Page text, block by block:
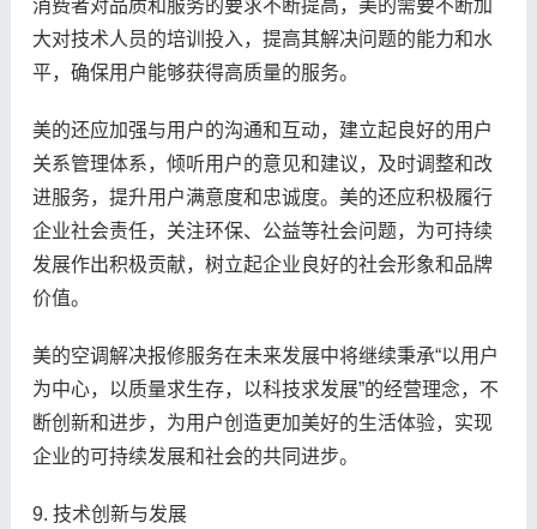
消费者对品质和服务的要求不断提高，美的需要不断加
大对技术人员的培训投入，提高其解决问题的能力和水
平，确保用户能够获得高质量的服务。
美的还应加强与用户的沟通和互动，建立起良好的用户
关系管理体系，倾听用户的意见和建议，及时调整和改
进服务，提升用户满意度和忠诚度。美的还应积极履行
企业社会责任，关注环保、公益等社会问题，为可持续
发展作出积极贡献，树立起企业良好的社会形象和品牌
价值。
美的空调解决报修服务在未来发展中将继续秉承“以用户
为中心，以质量求生存，以科技求发展”的经营理念，不
断创新和进步，为用户创造更加美好的生活体验，实现
企业的可持续发展和社会的共同进步。
9. 技术创新与发展